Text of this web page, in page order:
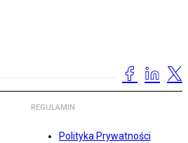
REGULAMIN
Polityka Prywatności